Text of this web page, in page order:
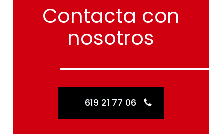
Contacta con
nosotros
619 21 77 06